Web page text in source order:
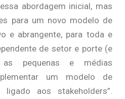
abordagem inicial, mas
para um novo modelo de
e abrangente, para toda e
de setor e porte (e
as pequenas e médias
um modelo de
aos stakeholders”.